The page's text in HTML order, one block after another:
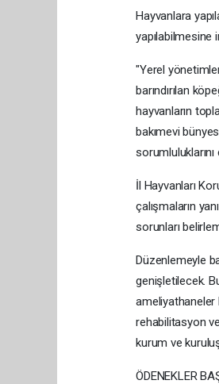
Hayvanlara
yapılabilmesine
"Yerel
barındırılan
hayvanların
bakımevi
İl Hayvanları
çalışmaların
sorunları
Düzenlemeyle
genişletilecek.
ameliyathaneler
rehabilitasyon
kurum ve
ÖDENEKLER